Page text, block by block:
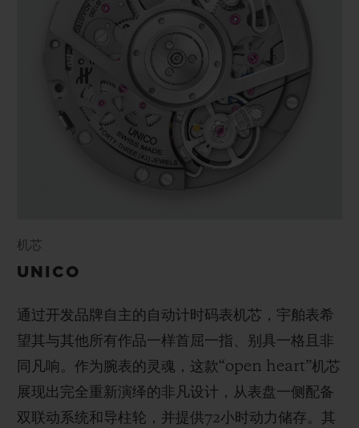
机芯
UNICO
通过开发品牌自主的自动计时码表机芯，宇舶表希
望其与其他所有作品一样首屈一指、别具一格且非
同凡响。作为腕表的灵魂，这款“open heart”机芯
展现出完全重新演绎的非凡设计，从表盘一侧配备
双联动系统和导柱轮，并提供72小时动力储存。其